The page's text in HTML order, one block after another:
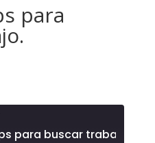
para
para buscar trabajo.